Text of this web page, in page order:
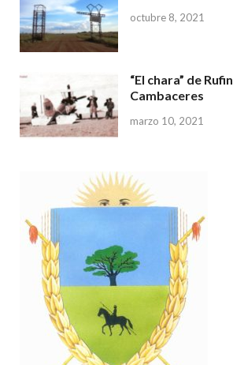
octubre 8, 2021
“El chara” de
Cambaceres
marzo 10, 2021